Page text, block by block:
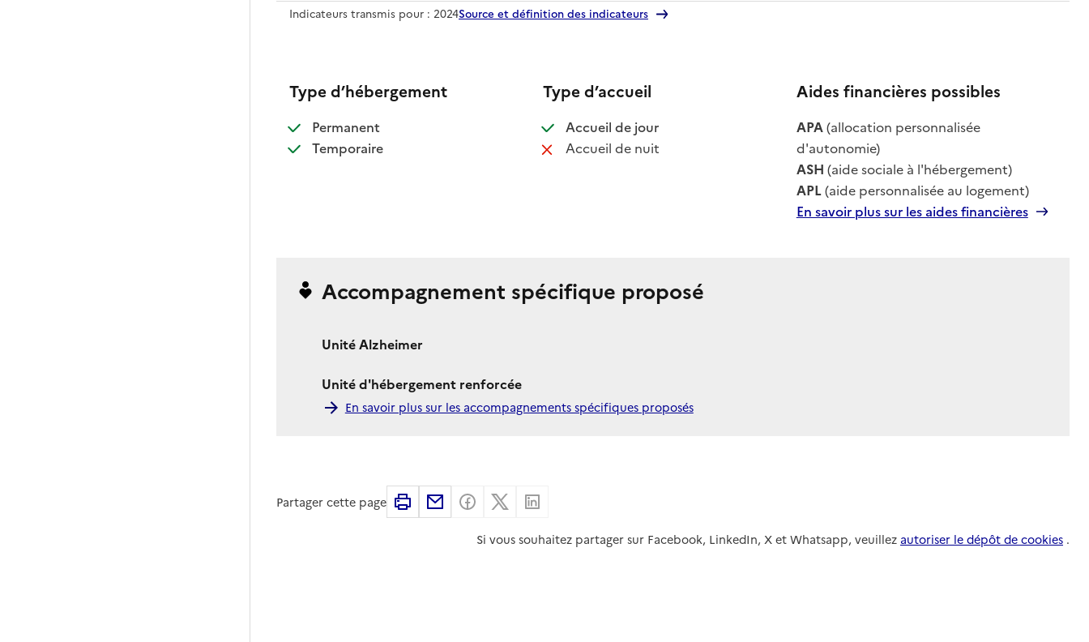
Indicateurs transmis pour : 2024Source et définition des indicateurs
Type d’hébergement
Permanent: disponible
Temporaire: disponible
Type d’accueil
Accueil de jour: disponible
Accueil de nuit: non disponible
Aides financières possibles
APA(allocation personnalisée
d'autonomie)
ASH (aide sociale à l'hébergement)
APL(aide personnalisée au logement)
En savoir plus sur les aides financières
Accompagnement spécifique proposé
Unité Alzheimer
Unité d'hébergement renforcée
En savoir plus sur les accompagnements spécifiques proposés
Partager cette page ImprimerPartager par email
Partager sur Facebook
Partager sur X
Si vous souhaitez partager sur Facebook, LinkedIn, X et Whatsapp, veuillez autoriser le dépôt de cookies .